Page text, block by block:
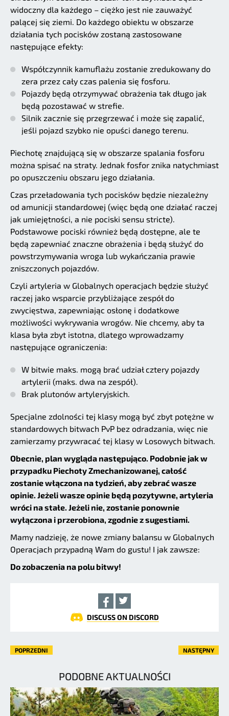
widoczny dla każdego – ciężko jest nie zauważyć
palącej się ziemi. Do każdego obiektu w obszarze
działania tych pocisków zostaną zastosowane
następujące efekty:
Współczynnik kamuflażu zostanie zredukowany do
zera przez cały czas palenia się fosforu.
Pojazdy będą otrzymywać obrażenia tak długo jak
będą pozostawać w strefie.
Silnik zacznie się przegrzewać i może się zapalić,
jeśli pojazd szybko nie opuści danego terenu.
Piechotę znajdującą się w obszarze spalania fosforu
można spisać na straty. Jednak fosfor znika natychmiast
po opuszczeniu obszaru jego działania.
Czas przeładowania tych pocisków będzie niezależny
od amunicji standardowej (więc będą one działać raczej
jak umiejętności, a nie pociski sensu stricte).
Podstawowe pociski również będą dostępne, ale te
będą zapewniać znaczne obrażenia i będą służyć do
powstrzymywania wroga lub wykańczania prawie
zniszczonych pojazdów.
Czyli artyleria w Globalnych operacjach będzie służyć
raczej jako wsparcie przybliżające zespół do
zwycięstwa, zapewniając osłonę i dodatkowe
możliwości wykrywania wrogów. Nie chcemy, aby ta
klasa była zbyt istotna, dlatego wprowadzamy
następujące ograniczenia:
W bitwie maks. mogą brać udział cztery pojazdy
artylerii (maks. dwa na zespół).
Brak plutonów artyleryjskich.
Specjalne zdolności tej klasy mogą być zbyt potężne w
standardowych bitwach PvP bez odradzania, więc nie
zamierzamy przywracać tej klasy w Losowych bitwach.
Obecnie, plan wygląda następująco. Podobnie jak w
przypadku Piechoty Zmechanizowanej, całość
zostanie włączona na tydzień, aby zebrać wasze
opinie. Jeżeli wasze opinie będą pozytywne, artyleria
wróci na stałe. Jeżeli nie, zostanie ponownie
wyłączona i przerobiona, zgodnie z sugestiami.
Mamy nadzieję, że nowe zmiany balansu w Globalnych
Operacjach przypadną Wam do gustu! I jak zawsze:
Do zobaczenia na polu bitwy!
DISCUSS ON DISCORD
POPRZEDNI NASTĘPNY
PODOBNE AKTUALNOŚCI